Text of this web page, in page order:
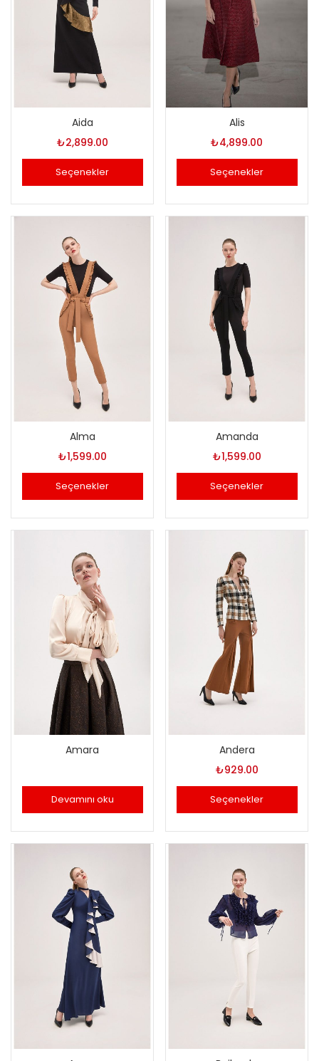
ürün
sayfasından
seçilebilir
Aida
₺2,899.00
Seçenekler
ürünün
varyasyonu
var.
Seçenekler
ürün
sayfasından
seçilebilir
Alis
₺4,899.00
Seçenekler
ürünün
fazla
varyasyonu
var.
Seçenekler
ürün
sayfasından
seçilebilir
Alma
₺1,599.00
Seçenekler
ürünün
fazla
varyasyonu
var.
Seçenekler
ürün
sayfasından
seçilebilir
Amanda
₺1,599.00
Seçenekler
ürünün
fazla
varyasyonu
var.
Seçenekler
ürün
sayfasından
seçilebilir
Amara
Devamını oku
Andera
₺929.00
Seçenekler
ürünün
fazla
varyasyonu
var.
Seçenekler
ürün
seçilebilir